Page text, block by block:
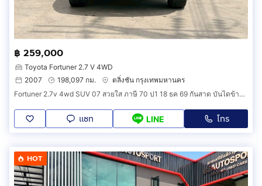
฿ 259,000
Toyota Fortuner 2.7 V 4WD
2007
198,097 กม.
ตลิ่งชัน กรุงเทพมหานคร
Fortuner 2.7v 4wd SUV 07 สวยใส ภาษี 70 ป1 18 ธค 69 กันสาด บันไดข้าง ล้อ Max สปอยเลอร์หลัง พรม 5D ชุดเครื่องเสียง ซับ จอ กล้อง ฯ
แชท LINE โทร
HOT